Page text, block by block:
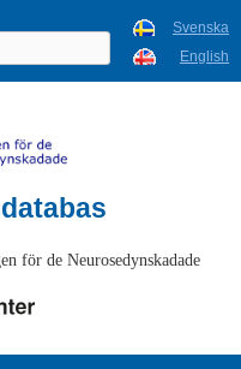
Svenska
English
för de Neurosedynskadade